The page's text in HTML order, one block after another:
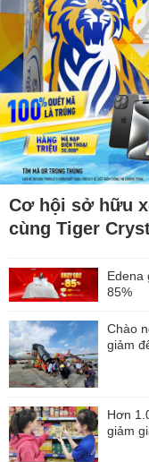
Cơ hội sở hữu
cùng Tiger
Edena
85%
Chào
giảm
Hơn
giảm